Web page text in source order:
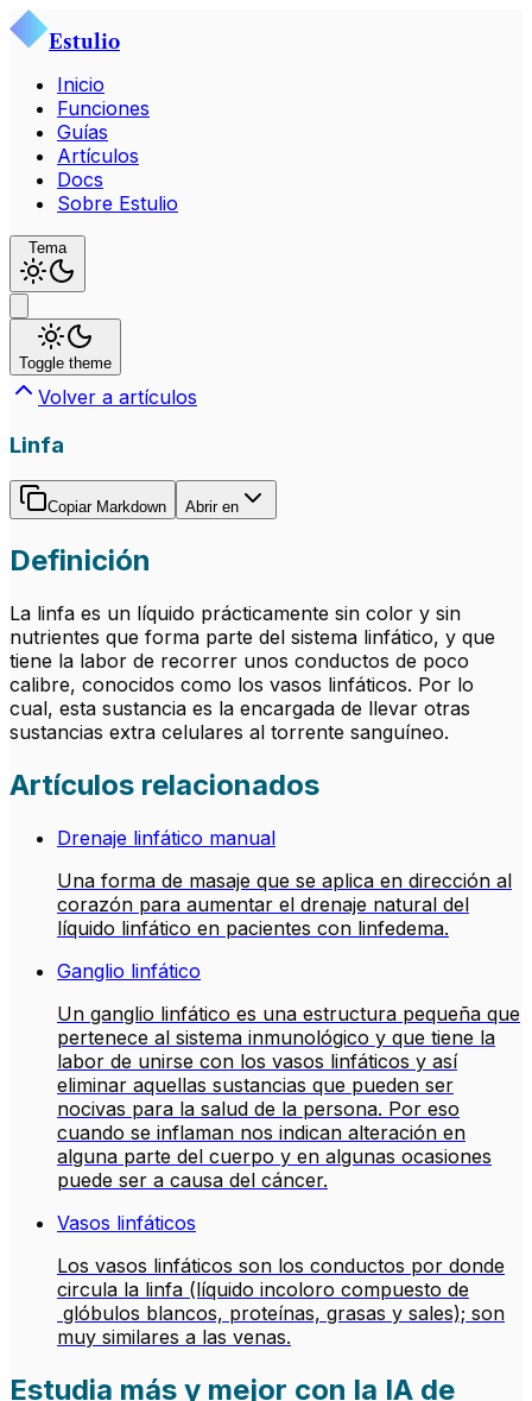
Estulio
Inicio
Funciones
Guías
Artículos
Docs
Sobre Estulio
Tema
Toggle theme
Volver a artículos
Linfa
Copiar Markdown Abrir en
Definición
La linfa es un líquido prácticamente sin color y sin
nutrientes que forma parte del sistema linfático, y que
tiene la labor de recorrer unos conductos de poco
calibre, conocidos como los vasos linfáticos. Por lo
cual, esta sustancia es la encargada de llevar otras
sustancias extra celulares al torrente sanguíneo.
Artículos relacionados
Drenaje linfático manual
Una forma de masaje que se aplica en dirección al
corazón para aumentar el drenaje natural del
líquido linfático en pacientes con linfedema.
Ganglio linfático
Un ganglio linfático es una estructura pequeña que
pertenece al sistema inmunológico y que tiene la
labor de unirse con los vasos linfáticos y así
eliminar aquellas sustancias que pueden ser
nocivas para la salud de la persona. Por eso
cuando se inflaman nos indican alteración en
alguna parte del cuerpo y en algunas ocasiones
puede ser a causa del cáncer.
Vasos linfáticos
Los vasos linfáticos son los conductos por donde
circula la linfa (líquido incoloro compuesto de
glóbulos blancos, proteínas, grasas y sales); son
muy similares a las venas.
Estudia más y mejor con la IA de